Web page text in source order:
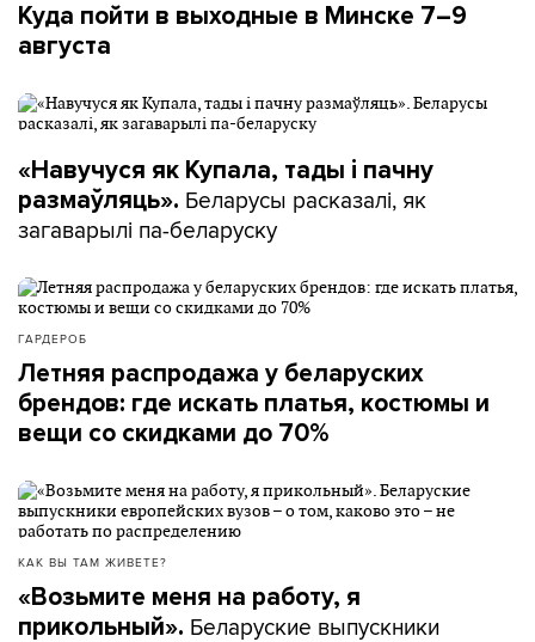
Куда пойти в выходные в Минске 7–9
августа
«Навучуся як Купала, тады і пачну
размаўляць». Беларусы расказалі, як
загаварылі па-беларуску
ГАРДЕРОБ
Летняя распродажа у беларуских
брендов: где искать платья, костюмы и
вещи со скидками до 70%
КАК ВЫ ТАМ ЖИВЕТЕ?
«Возьмите меня на работу, я
прикольный». Беларуские выпускники